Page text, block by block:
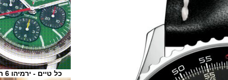
כל טיים - ירמיהו 6 ת"א